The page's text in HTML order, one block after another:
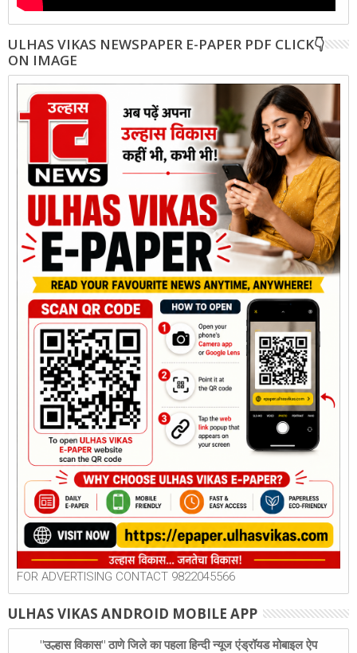
ULHAS VIKAS NEWSPAPER E-PAPER PDF CLICK👇
ON IMAGE
FOR ADVERTISING CONTACT 9822045566
ULHAS VIKAS ANDROID MOBILE APP
"उल्हास विकास" ठाणे जिले का पहला हिन्दी न्यूज एंड्रॉयड मोबाइल ऐप